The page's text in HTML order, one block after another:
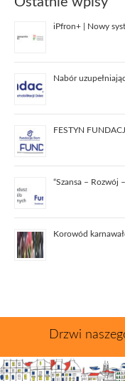
iPfron+ | Nowy
Nabór
FESTYN
“Szansa – Rozwój
Korowód
Drzwi